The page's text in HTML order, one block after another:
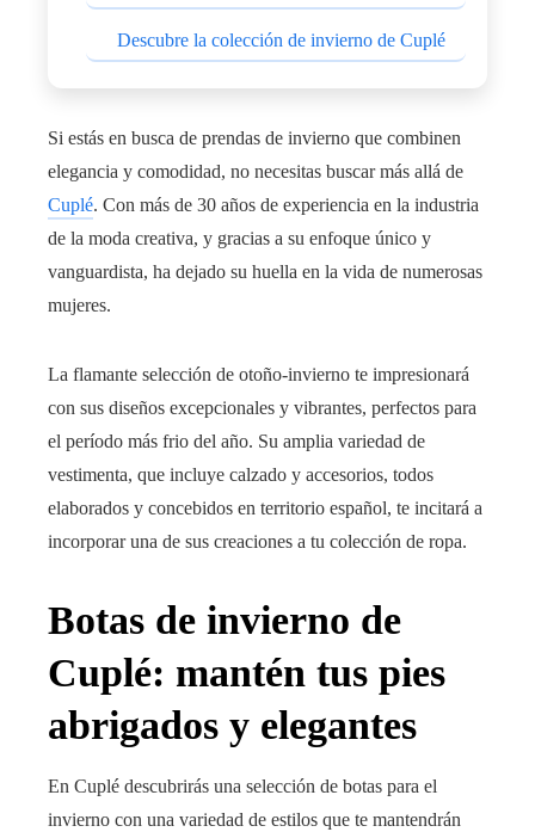
Descubre la colección de invierno de Cuplé
Si estás en busca de prendas de invierno que combinen
elegancia y comodidad, no necesitas buscar más allá de
Cuplé. Con más de 30 años de experiencia en la industria
de la moda creativa, y gracias a su enfoque único y
vanguardista, ha dejado su huella en la vida de numerosas
mujeres.
La flamante selección de otoño-invierno te impresionará
con sus diseños excepcionales y vibrantes, perfectos para
el período más frio del año. Su amplia variedad de
vestimenta, que incluye calzado y accesorios, todos
elaborados y concebidos en territorio español, te incitará a
incorporar una de sus creaciones a tu colección de ropa.
Botas de invierno de
Cuplé: mantén tus pies
abrigados y elegantes
En Cuplé descubrirás una selección de botas para el
invierno con una variedad de estilos que te mantendrán